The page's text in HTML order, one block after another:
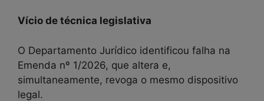
Vício de técnica legislativa
O Departamento Jurídico identificou falha na
Emenda nº 1/2026, que altera e,
simultaneamente, revoga o mesmo dispositivo
legal.